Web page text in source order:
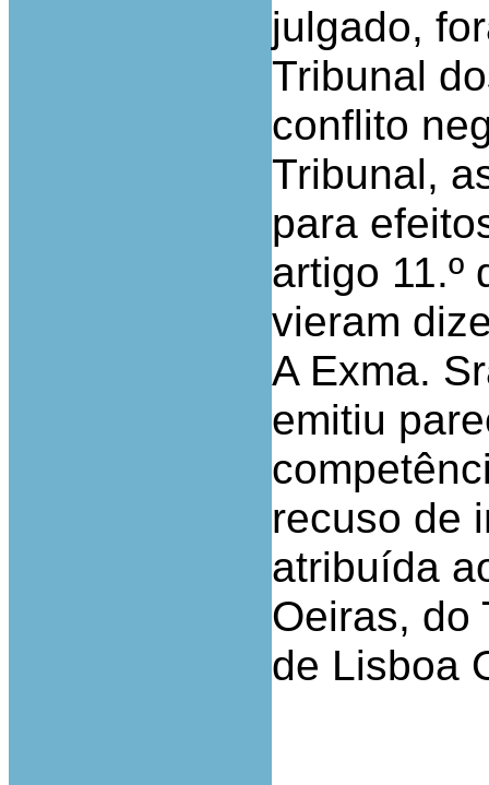
julgado,
Tribunal
conflito
Tribunal,
para
artigo 11.º
vieram
A Exma.
emitiu
recuso de
atribuída
Oeiras, do
de Lisboa